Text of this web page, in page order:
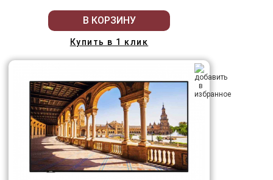
В КОРЗИНУ
Купить в 1 клик